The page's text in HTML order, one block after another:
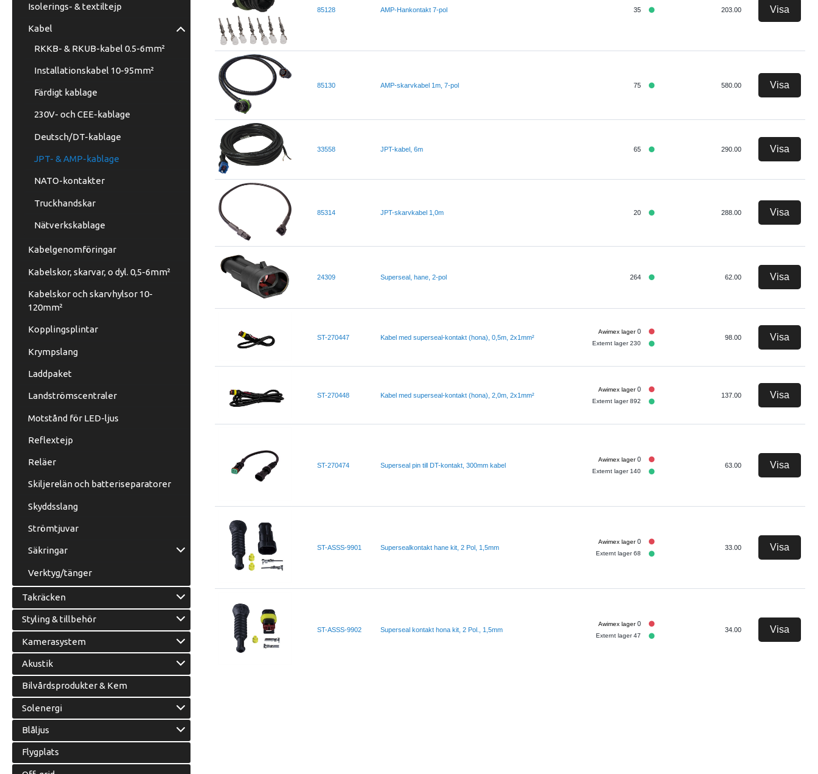
Isolerings- & textiltejp
Kabel
RKKB- & RKUB-kabel 0.5-6mm²
Installationskabel 10-95mm²
Färdigt kablage
230V- och CEE-kablage
Deutsch/DT-kablage
JPT- & AMP-kablage
NATO-kontakter
Truckhandskar
Nätverkskablage
Kabelgenomföringar
Kabelskor, skarvar, o dyl. 0,5-6mm²
Kabelskor och skarvhylsor 10-
120mm²
Kopplingsplintar
Krympslang
Laddpaket
Landströmscentraler
Motstånd för LED-ljus
Reflextejp
Reläer
Skiljerelän och batteriseparatorer
Skyddsslang
Strömtjuvar
Säkringar
Verktyg/tänger
Takräcken
Styling & tillbehör
Kamerasystem
Akustik
Bilvårdsprodukter & Kem
Solenergi
Blåljus
Flygplats
85128 AMP-Hankontakt 7-pol 35 203.00 Visa
85130 AMP-skarvkabel 1m, 7-pol 75 580.00 Visa
33558 JPT-kabel, 6m 65 290.00 Visa
85314 JPT-skarvkabel 1,0m 20 288.00 Visa
24309 Superseal, hane, 2-pol 264 62.00 Visa
ST-270447 Kabel med superseal-kontakt (hona), 0,5m, 2x1mm²
0
Externt lager 230
98.00 Visa
ST-270448 Kabel med superseal-kontakt (hona), 2,0m, 2x1mm²
0
Externt lager 892
137.00 Visa
ST-270474 Superseal pin till DT-kontakt, 300mm kabel
0
Externt lager 140
63.00 Visa
ST-ASSS-9901 Supersealkontakt hane kit, 2 Pol, 1,5mm
0
Externt lager 68
33.00 Visa
ST-ASSS-9902 Superseal kontakt hona kit, 2 Pol., 1,5mm
0
Externt lager 47
34.00 Visa